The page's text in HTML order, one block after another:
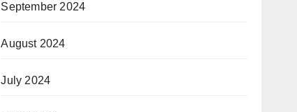
September 2024
August 2024
July 2024